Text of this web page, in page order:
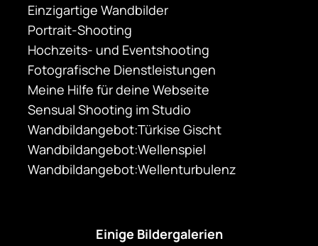
Einzigartige Wandbilder
Portrait-Shooting
Hochzeits- und Eventshooting
Fotografische Dienstleistungen
Meine Hilfe für deine Webseite
Sensual Shooting im Studio
Wandbildangebot:Türkise Gischt
Wandbildangebot:Wellenspiel
Wandbildangebot:Wellenturbulenz
Einige Bildergalerien